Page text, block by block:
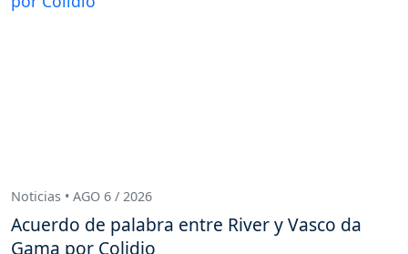
Noticias • AGO 6 / 2026
Acuerdo de palabra entre River y Vasco da
Gama por Colidio